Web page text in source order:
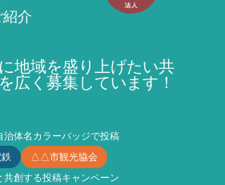
介
地域を盛り上げたい共
広く募集しています！
体名カラーバッジで投稿
△△市観光協会
創する投稿キャンペーン